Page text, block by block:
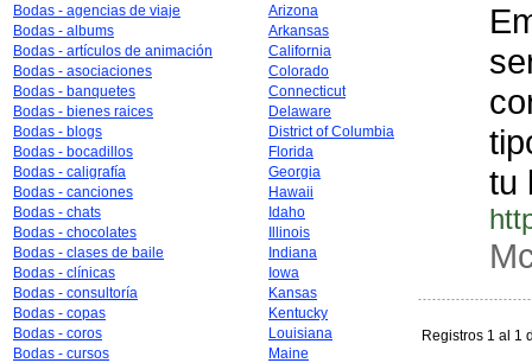
Bodas - agencias de viaje
Bodas - albums
Bodas - artículos de animación
Bodas - asociaciones
Bodas - banquetes
Bodas - bienes raices
Bodas - blogs
Bodas - bocadillos
Bodas - caligrafía
Bodas - canciones
Bodas - chats
Bodas - chocolates
Bodas - clases de baile
Bodas - clínicas
Bodas - consultoría
Bodas - copas
Bodas - coros
Bodas - cursos
Arizona
Arkansas
California
Colorado
Connecticut
Delaware
District of Columbia
Florida
Georgia
Hawaii
Idaho
Illinois
Indiana
Iowa
Kansas
Kentucky
Louisiana
Maine
tu
Registros 1 al 1